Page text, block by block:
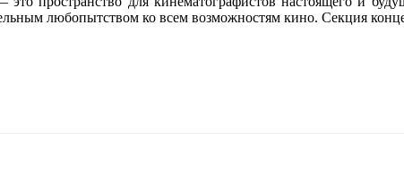
любопытством ко всем возможностям кино. Секция